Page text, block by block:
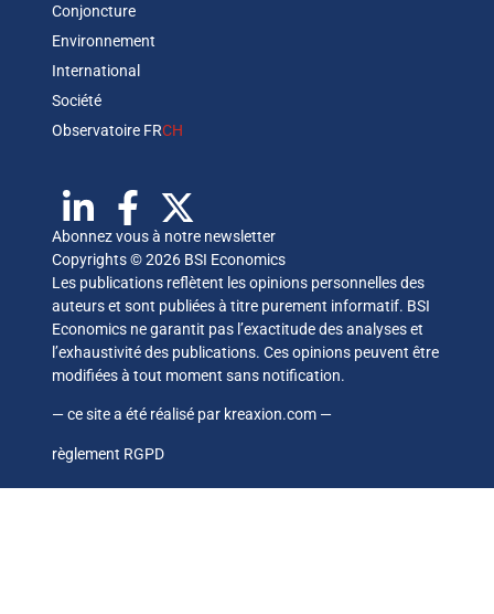
Conjoncture
Environnement
International
Société
Observatoire FRCH
Abonnez vous à notre newsletter
Copyrights © 2026 BSI Economics
Les publications reflètent les opinions personnelles des
auteurs et sont publiées à titre purement informatif. BSI
Economics ne garantit pas l’exactitude des analyses et
l’exhaustivité des publications. Ces opinions peuvent être
modifiées à tout moment sans notification.
— ce site a été réalisé par kreaxion.com —
règlement RGPD